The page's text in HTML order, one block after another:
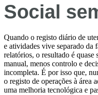
Social
Quando o registo diário de
e atividades vive separado da
relatórios, o resultado é quase
manual, menos controlo e
incompleta. É por isso que,
o registo de operações à área
uma melhoria tecnológica e